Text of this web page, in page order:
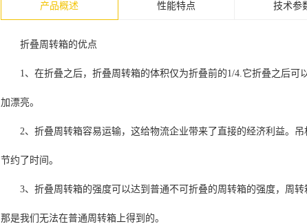
产品概述 性能特点 技术参
折叠周转箱的优点
1、在折叠之后，折叠周转箱的体积仅为折叠前的1/4.它折叠之后
加漂亮。
2、折叠周转箱容易运输，这给物流企业带来了直接的经济利益。
节约了时间。
3、折叠周转箱的强度可以达到普通不可折叠的周转箱的强度，周
那是我们无法在普通周转箱上得到的。